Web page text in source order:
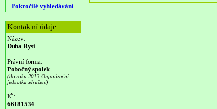
Pokročilé vyhledávání
Kontaktní údaje
Název:
Duha Rysi
Právní forma:
Pobočný spolek
(do roku 2013 Organizační
jednotka sdružení)
IČ:
66181534